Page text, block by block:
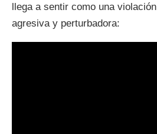
llega a sentir como una
agresiva y perturbadora: